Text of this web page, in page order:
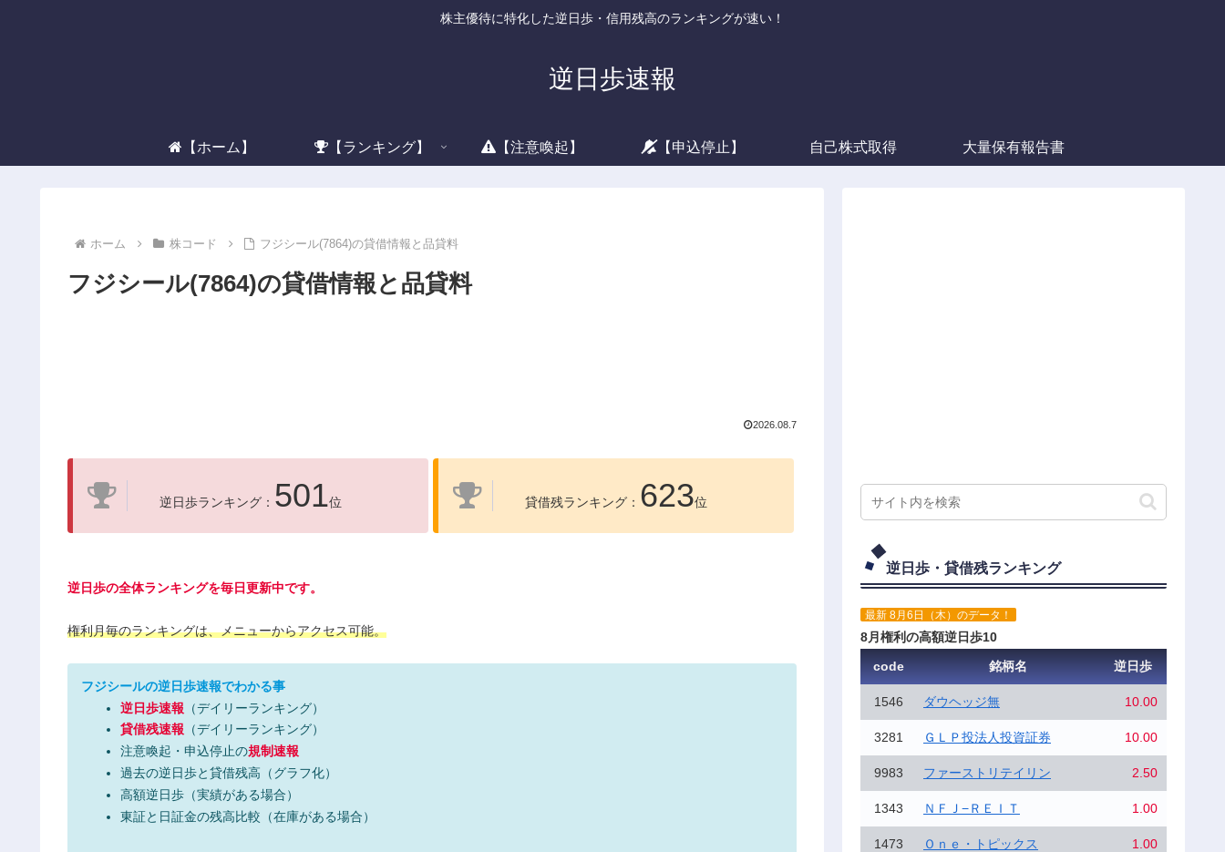
株主優待に特化した逆日歩・信用残高のランキングが速い！
逆日歩速報
【ホーム】 【ランキング】 【注意喚起】 【申込停止】 自己株式取得 大量保有報告書
ホーム 株コード フジシール(7864)の貸借情報と品貸料
フジシール(7864)の貸借情報と品貸料
2026.08.7
逆日歩ランキング： 501位 貸借残ランキング： 623位
逆日歩の全体ランキングを毎日更新中です。
権利月毎のランキングは、メニューからアクセス可能。
フジシールの逆日歩速報でわかる事
逆日歩速報 （デイリーランキング）
貸借残速報 （デイリーランキング）
注意喚起・申込停止の規制速報
過去の逆日歩と貸借残高（グラフ化）
高額逆日歩（実績がある場合）
東証と日証金の残高比較（在庫がある場合）
逆日歩・貸借残ランキング
最新 8月6日（木）のデータ！
8月権利の高額逆日歩10
code
銘柄名 逆日歩
1546 ダウヘッジ無 10.00
3281 ＧＬＰ投法人投資証券 10.00
9983 ファーストリテイリン 2.50
1343 ＮＦＪ−ＲＥＩＴ 1.00
1473 Ｏｎｅ・トピックス 1.00